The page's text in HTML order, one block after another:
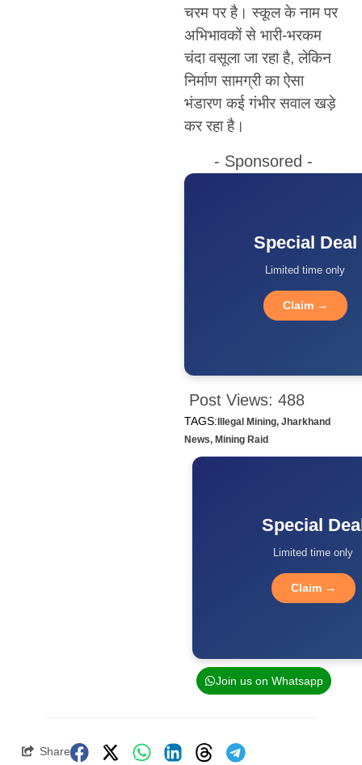
चरम पर है। स्कूल के नाम पर
अभिभावकों से भारी-भरकम
चंदा वसूला जा रहा है, लेकिन
निर्माण सामग्री का ऐसा
भंडारण कई गंभीर सवाल खड़े
कर रहा है।
- Sponsored -
Special Deal
Limited time only
Claim →
Post Views: 488
TAGS:Illegal Mining, Jharkhand
News, Mining Raid
Special
Limited time only
Claim →
Join us on Whatsapp
Share